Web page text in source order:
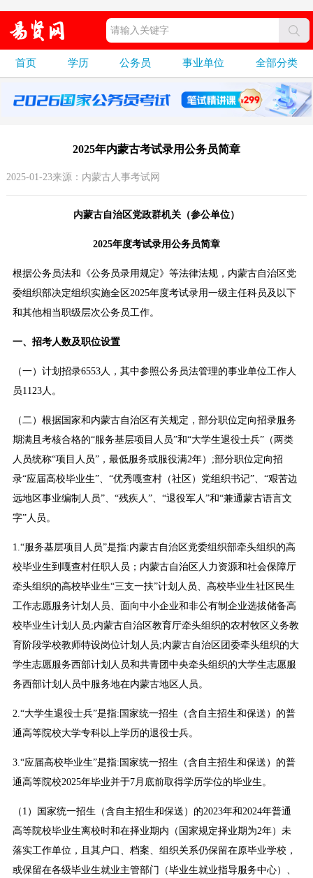
首页 学历 公务员 事业单位 全部分类
2025年内蒙古考试录用公务员简章
2025-01-23来源：内蒙古人事考试网
内蒙古自治区党政群机关（参公单位）
2025年度考试录用公务员简章
根据公务员法和《公务员录用规定》等法律法规，内蒙古自治区党
委组织部决定组织实施全区2025年度考试录用一级主任科员及以下
和其他相当职级层次公务员工作。
一、招考人数及职位设置
（一）计划招录6553人，其中参照公务员法管理的事业单位工作人
员1123人。
（二）根据国家和内蒙古自治区有关规定，部分职位定向招录服务
期满且考核合格的“服务基层项目人员”和“大学生退役士兵”（两类
人员统称“项目人员”，最低服务或服役满2年）;部分职位定向招
录“应届高校毕业生”、“优秀嘎查村（社区）党组织书记”、“艰苦边
远地区事业编制人员”、“残疾人”、“退役军人”和“兼通蒙古语言文
字”人员。
1.“服务基层项目人员”是指:内蒙古自治区党委组织部牵头组织的高
校毕业生到嘎查村任职人员；内蒙古自治区人力资源和社会保障厅
牵头组织的高校毕业生“三支一扶”计划人员、高校毕业生社区民生
工作志愿服务计划人员、面向中小企业和非公有制企业选拔储备高
校毕业生计划人员;内蒙古自治区教育厅牵头组织的农村牧区义务教
育阶段学校教师特设岗位计划人员;内蒙古自治区团委牵头组织的大
学生志愿服务西部计划人员和共青团中央牵头组织的大学生志愿服
务西部计划人员中服务地在内蒙古地区人员。
2.“大学生退役士兵”是指:国家统一招生（含自主招生和保送）的普
通高等院校大学专科以上学历的退役士兵。
3.“应届高校毕业生”是指:国家统一招生（含自主招生和保送）的普
通高等院校2025年毕业并于7月底前取得学历学位的毕业生。
（1）国家统一招生（含自主招生和保送）的2023年和2024年普通
高等院校毕业生离校时和在择业期内（国家规定择业期为2年）未
落实工作单位，且其户口、档案、组织关系仍保留在原毕业学校，
或保留在各级毕业生就业主管部门（毕业生就业指导服务中心）、